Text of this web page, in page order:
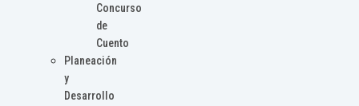
Concurso
de
Cuento
Planeación
y
Desarrollo